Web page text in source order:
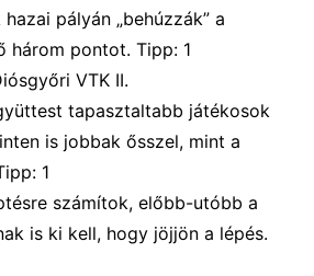
pályán „behúzzák” a
három pontot. Tipp: 1
VTK II.
tapasztaltabb játékosok
is jobbak ősszel, mint a
1
számítok, előbb-utóbb a
is ki kell, hogy jöjjön a lépés.